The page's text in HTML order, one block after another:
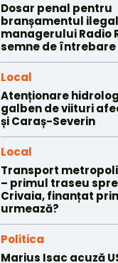
Dosar penal pentru
branșamentul
managerului Radio
semne de întrebare
Local
Atenționare
galben de viituri
și Caraș-Severin
Local
Transport
– primul traseu
Crivaia, finanțat prin
urmează?
Politica
Marius Isac acuză